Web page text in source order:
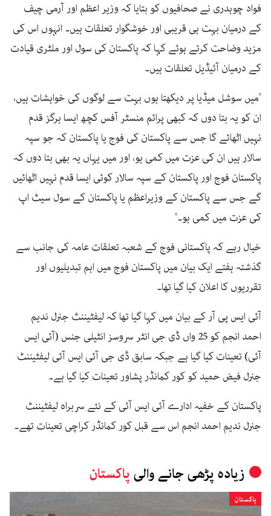
فواد چوہدری نے صحافیوں کو بتایا کہ وزیر اعظم اور آرمی چیف
کے درمیان بہت ہی قریبی اور خوشگوار تعلقات ہیں۔ انہوں اس کی
مزید وضاحت کرتے ہوئے کہا کہ پاکستان کی سول اور ملٹری قیادت
کے درمیان آئیڈیل تعلقات ہیں۔
’میں سوشل میڈیا پر دیکھتا ہوں بہت سے لوگوں کی خواہشات ہیں،
ان کو یہ بتا دوں کہ کبھی پرائم منسٹر آفس کچھ ایسا ہرگز قدم
نہیں اٹھائے گا جس سے پاکستان کی فوج یا پاکستان کہ جو سپہ
سالار ہیں ان کی عزت میں کمی ہو، اور میں یہاں یہ بھی بتا دوں کہ
پاکستان فوج اور پاکستان کے سپہ سالار کوئی ایسا قدم نہیں اٹھائیں
گے جس سے پاکستان کے وزیراعظم یا پاکستان کے سول سیٹ اپ
کی عزت میں کمی ہو۔‘
خیال رہے کہ پاکستانی فوج کے شعبہ تعلقات عامہ کی جانب سے
گذشتہ ہفتے ایک بیان میں پاکستان فوج میں اہم تبدیلیوں اور
تقرریوں کا اعلان کیا گیا تھا۔
آئی ایس پی آر کے بیان میں کہا گیا تھا کہ لیفٹیننٹ جنرل ندیم
احمد انجم کو 25 واں ڈی جی انٹر سروسز انٹیلی جنس (آئی ایس
آئی) تعینات کیا گیا ہے جبکہ سابق ڈی جی آئی ایس آئی لیفٹیننٹ
جنرل فیض حمید کو کور کمانڈر پشاور تعینات کیا گیا ہے۔
پاکستان کے خفیہ ادارے آئی ایس آئی کے نئے سربراہ لیفٹیننٹ
جنرل ندیم احمد انجم اس سے قبل کور کمانڈر کراچی تعینات تھے۔
زیادہ پڑھی جانے والی پاکستان
پاکستان